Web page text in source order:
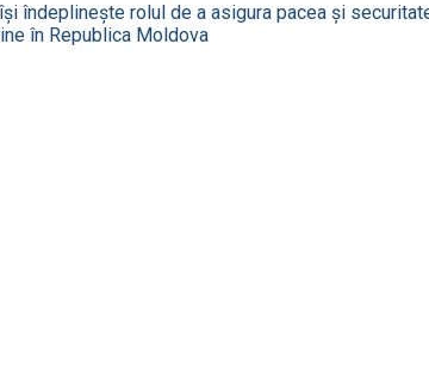
îndeplineşte rolul de a asigura pacea şi
în Republica Moldova